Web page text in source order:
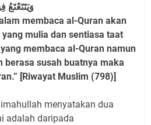
وَيَتَتَعْتَعُ
membaca al-Quran akan
mulia dan sentiasa taat
membaca al-Quran namun
susah buatnya maka
[Riwayat Muslim (798)]
menyatakan dua
adalah daripada